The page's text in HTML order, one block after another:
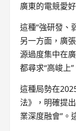
廣東的電競愛
這種“強研發、
另一方面，廣
源過度集中在
都尋求“高峻上
這種局勢在
法》，明確提
業深度融會”。